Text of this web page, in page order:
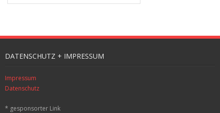
DATENSCHUTZ + IMPRESSUM
Impressum
Datenschutz
* gesponsorter Link